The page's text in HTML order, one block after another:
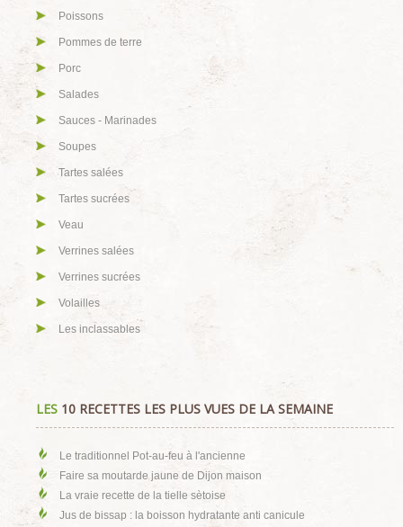
Poissons
Pommes de terre
Porc
Salades
Sauces - Marinades
Soupes
Tartes salées
Tartes sucrées
Veau
Verrines salées
Verrines sucrées
Volailles
Les inclassables
LES 10 RECETTES LES PLUS VUES DE LA SEMAINE
Le traditionnel Pot-au-feu à l'ancienne
Faire sa moutarde jaune de Dijon maison
La vraie recette de la tielle sètoise
Jus de bissap : la boisson hydratante anti canicule